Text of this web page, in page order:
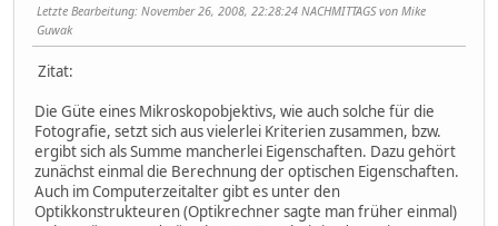
Letzte Bearbeitung: November 26, 2008, 22:28:24 NACHMITTAGS von Mike
Guwak
Zitat:
Die Güte eines Mikroskopobjektivs, wie auch solche für die
Fotografie, setzt sich aus vielerlei Kriterien zusammen, bzw.
ergibt sich als Summe mancherlei Eigenschaften. Dazu gehört
zunächst einmal die Berechnung der optischen Eigenschaften.
Auch im Computerzeitalter gibt es unter den
Optikkonstrukteuren (Optikrechner sagte man früher einmal)